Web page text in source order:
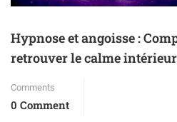
Hypnose et angoisse :
retrouver le calme intérieur
Comments
0 Comment